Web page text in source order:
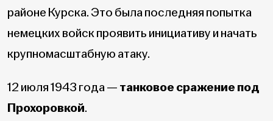
районе Курска. Это была последняя попытка
немецких войск проявить инициативу и начать
крупномасштабную атаку.
12 июля 1943 года — танковое сражение под
Прохоровкой.